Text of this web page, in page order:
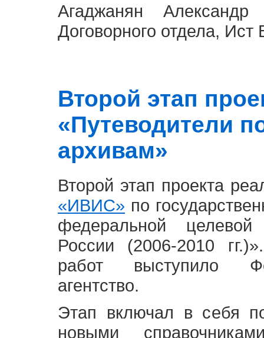
Агаджанян Александр
Договорного отдела,
Второй этап
«Путеводители
архивам»
Второй этап проекта
«ИВИС» по
федеральной
России (2006-2010
работ выступило
агентство.
Этап включал в себя
новыми